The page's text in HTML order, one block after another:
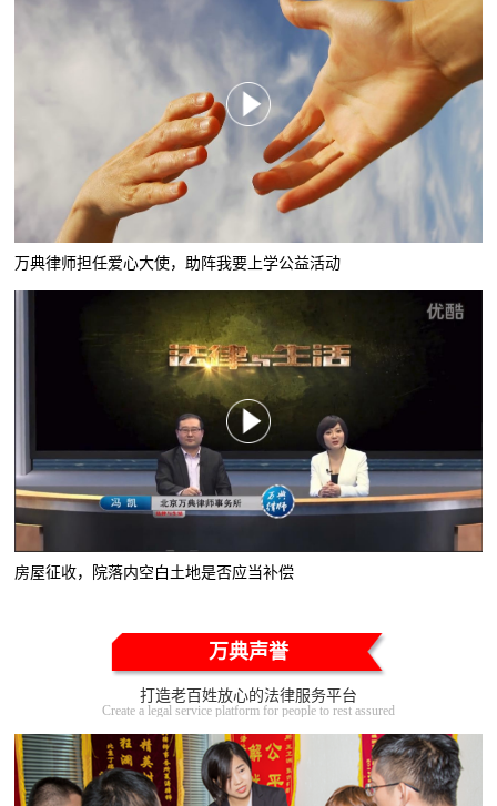
万典律师担任爱心大使，助阵我要上学公益活动
房屋征收，院落内空白土地是否应当补偿
万典声誉
打造老百姓放心的法律服务平台
Create a legal service platform for people to rest assured